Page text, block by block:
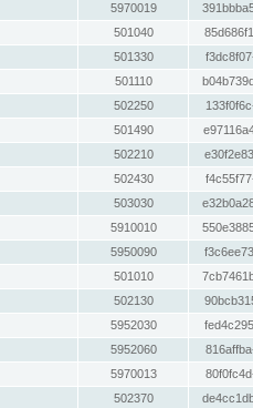
5970019
501040
501330
501110
502250
501490
502210
502430
503030
5910010
5950090
501010
502130
5952030
5952060
5970013
502370